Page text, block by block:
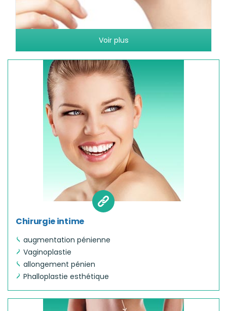
Voir plus
Chirurgie intime
augmentation pénienne
Vaginoplastie
allongement pénien
Phalloplastie esthétique